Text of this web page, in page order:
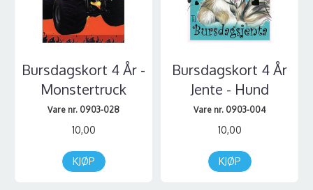
Bursdagskort 4 År -
Monstertruck
Vare nr. 0903-028
10,00
KJØP
Bursdagskort 4 År
Jente - Hund
Vare nr. 0903-004
10,00
KJØP